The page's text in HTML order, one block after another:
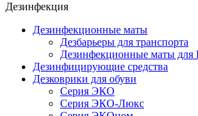
Дезинфекция
Дезинфекционные маты
Дезбарьеры для транспорта
Дезинфекционные маты
Дезинфицирующие средства
Дезковрики для обуви
Серия ЭКО
Серия ЭКО-Люкс